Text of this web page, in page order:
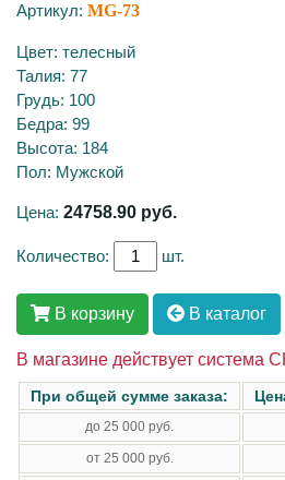
Артикул: MG-73
Цвет: телесный
Талия: 77
Грудь: 100
Бедра: 99
Высота: 184
Пол: Мужской
Цена: 24758.90 руб.
Количество: шт.
В корзину В каталог
В магазине действует система
При общей сумме заказа:
до 25 000 руб.
от 25 000 руб.